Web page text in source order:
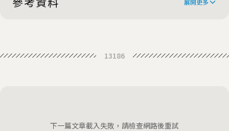
展開更多
from McDonald's
Burger King® Names
13186
下一篇文章載入失敗，請檢查網路後重試